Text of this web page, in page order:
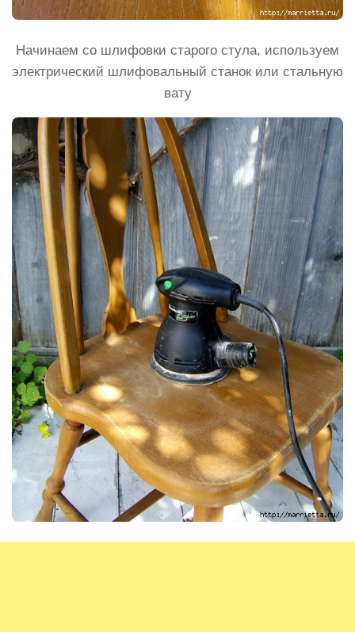
Начинаем со шлифовки старого стула, используем
электрический шлифовальный станок или стальную
вату